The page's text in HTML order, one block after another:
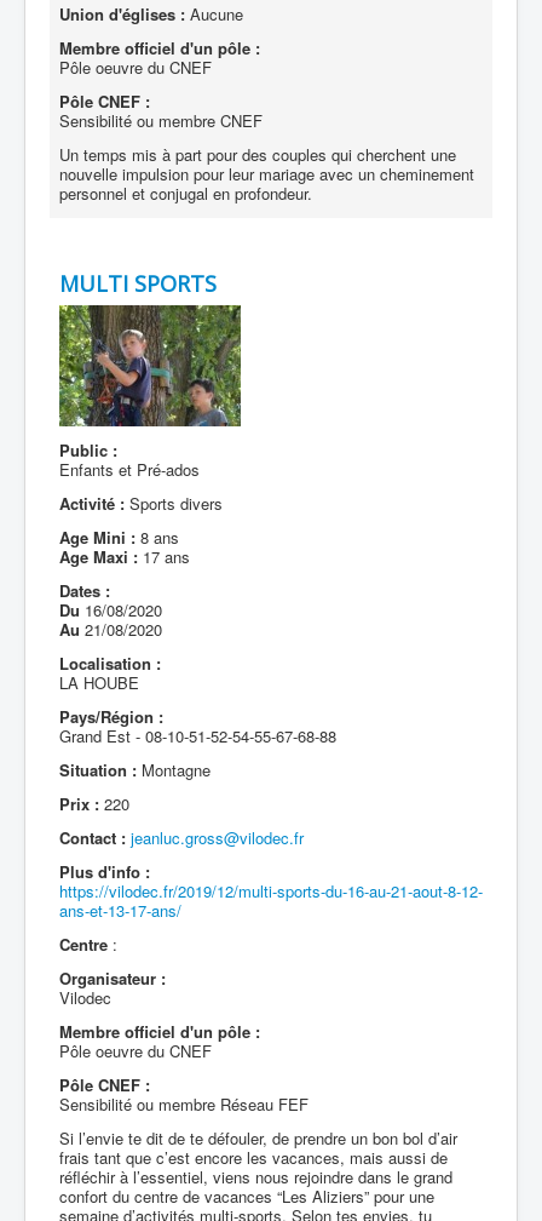
Union d'églises : Aucune
Membre officiel d'un pôle :
Pôle oeuvre du CNEF
Pôle CNEF :
Sensibilité ou membre CNEF
Un temps mis à part pour des couples qui cherchent une
nouvelle impulsion pour leur mariage avec un cheminement
personnel et conjugal en profondeur.
MULTI SPORTS
Public :
Enfants et Pré-ados
Activité : Sports divers
Age Mini : 8 ans
Age Maxi : 17 ans
Dates :
Du 16/08/2020
Au 21/08/2020
Localisation :
LA HOUBE
Pays/Région :
Grand Est - 08-10-51-52-54-55-67-68-88
Situation : Montagne
Prix : 220
Contact : jeanluc.gross@vilodec.fr
Plus d'info :
https://vilodec.fr/2019/12/multi-sports-du-16-au-21-aout-8-12-
ans-et-13-17-ans/
Centre :
Organisateur :
Vilodec
Membre officiel d'un pôle :
Pôle oeuvre du CNEF
Pôle CNEF :
Sensibilité ou membre Réseau FEF
Si l’envie te dit de te défouler, de prendre un bon bol d’air
frais tant que c’est encore les vacances, mais aussi de
réfléchir à l’essentiel, viens nous rejoindre dans le grand
confort du centre de vacances “Les Aliziers” pour une
semaine d’activités multi-sports. Selon tes envies, tu